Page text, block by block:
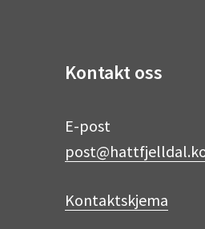
Kontakt oss
E-post
Kontaktskjema